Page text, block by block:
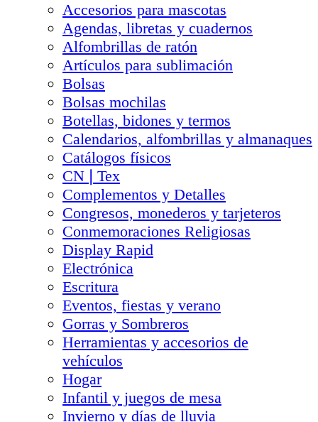
Accesorios para mascotas
Agendas, libretas y cuadernos
Alfombrillas de ratón
Artículos para sublimación
Bolsas
Bolsas mochilas
Botellas, bidones y termos
Calendarios, alfombrillas y almanaques
Catálogos físicos
CN❘Tex
Complementos y Detalles
Congresos, monederos y tarjeteros
Conmemoraciones Religiosas
Display Rapid
Electrónica
Escritura
Eventos, fiestas y verano
Gorras y Sombreros
Herramientas y accesorios de
vehículos
Hogar
Infantil y juegos de mesa
Invierno y días de lluvia